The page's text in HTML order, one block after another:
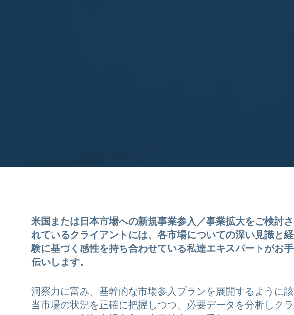
米国または日本市場への新規事業参入／事業拡大をご検討さ
れているクライアントには、各市場についての深い見識と経
験に基づく感性を持ち合わせている私達エキスパートがお手
伝いします。
洞察力に富み、基幹的な市場参入プランを展開するように該
当市場の状況を正確に把握しつつ、必要データを分析しクラ